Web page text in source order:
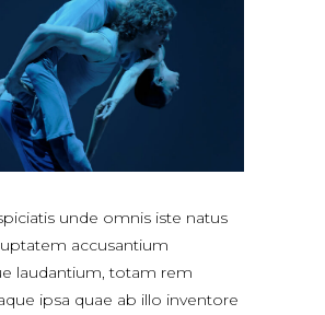
unde omnis iste natus
accusantium
laudantium, totam rem
ipsa quae ab illo inventore